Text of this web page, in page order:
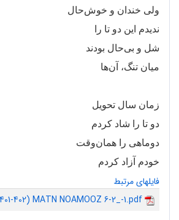
ولی خندان و خوشحال
ندیدم این دو تا را
شل و بیحال بودند
میان تنگ، آنها
زمان سال تحویل
دو تا را شاد کردم
دوماهی را همانوقت
خودم آزاد کردم
فایلهای مرتبط
402) MATN NOAMOOZ 6-2_-1.pdf